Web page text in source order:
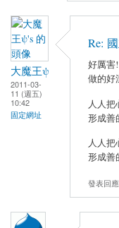
大魔王ψ
2011-03-
11 (週五)
10:42
固定網址
Re:
好厲害
做的好
人人把
形成善
人人把
形成善
發表回